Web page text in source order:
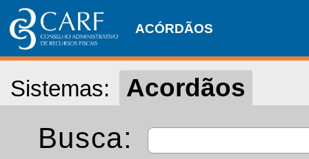
ACÓRDÃOS
Sistemas: Acordãos
Busca: